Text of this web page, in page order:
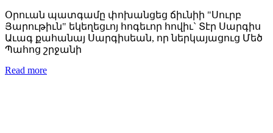
Օրուան պատգամը փոխանցեց ճիւնիի "Սուրբ
Յարութիւն" եկեղեցւոյ հոգեւոր հովիւ` Տէր Սարգիս
Աւագ քահանայ Սարգիսեան, որ ներկայացուց Մեծ
Պահոց շրջանի
Read more